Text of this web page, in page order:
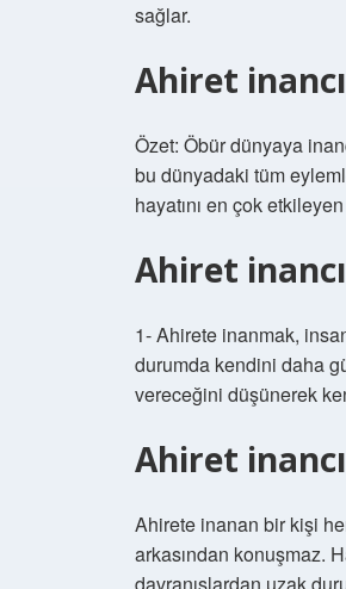
sağlar.
Ahiret
Özet: Öbür dünyaya
bu dünyadaki tüm
hayatını en çok
Ahiret
1- Ahirete inanmak,
durumda kendini daha
vereceğini düşünerek
Ahiret
Ahirete inanan bir kişi
arkasından konuşmaz.